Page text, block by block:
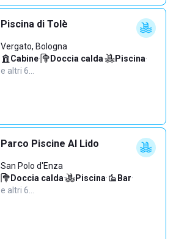
Piscina di Tolè
Vergato, Bologna
Cabine· Doccia calda· Piscina·
e altri 6…
Parco Piscine Al Lido
San Polo d'Enza
Doccia calda· Piscina· Bar·
e altri 6…